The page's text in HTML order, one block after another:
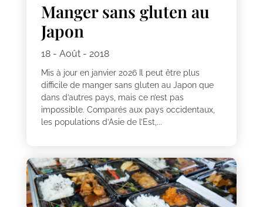
Manger sans gluten au
Japon
18 - Août - 2018
Mis à jour en janvier 2026 Il peut être plus
difficile de manger sans gluten au Japon que
dans d’autres pays, mais ce n’est pas
impossible. Comparés aux pays occidentaux,
les populations d’Asie de l’Est,...